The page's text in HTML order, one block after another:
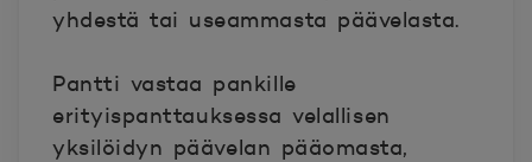
yhdestä tai useammasta päävelasta.
Pantti vastaa pankille
erityispanttauksessa velallisen
yksilöidyn päävelan pääomasta,